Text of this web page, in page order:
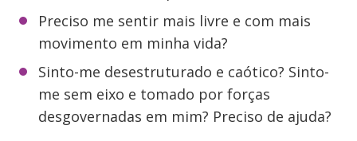
Preciso me sentir mais livre e com mais
movimento em minha vida?
Sinto-me desestruturado e caótico? Sinto-
me sem eixo e tomado por forças
desgovernadas em mim? Preciso de ajuda?